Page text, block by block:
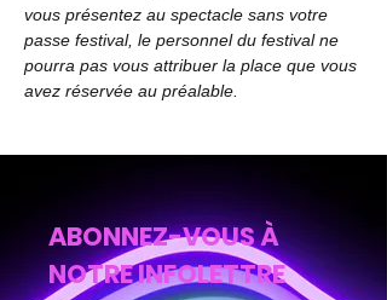
vous présentez au spectacle sans votre
passe festival, le personnel du festival ne
pourra pas vous attribuer la place que vous
avez réservée au préalable.
ABONNEZ-VOUS À
NOTRE INFOLETTRE